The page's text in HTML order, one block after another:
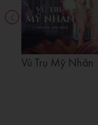
Vũ Trụ Mỹ Nhân